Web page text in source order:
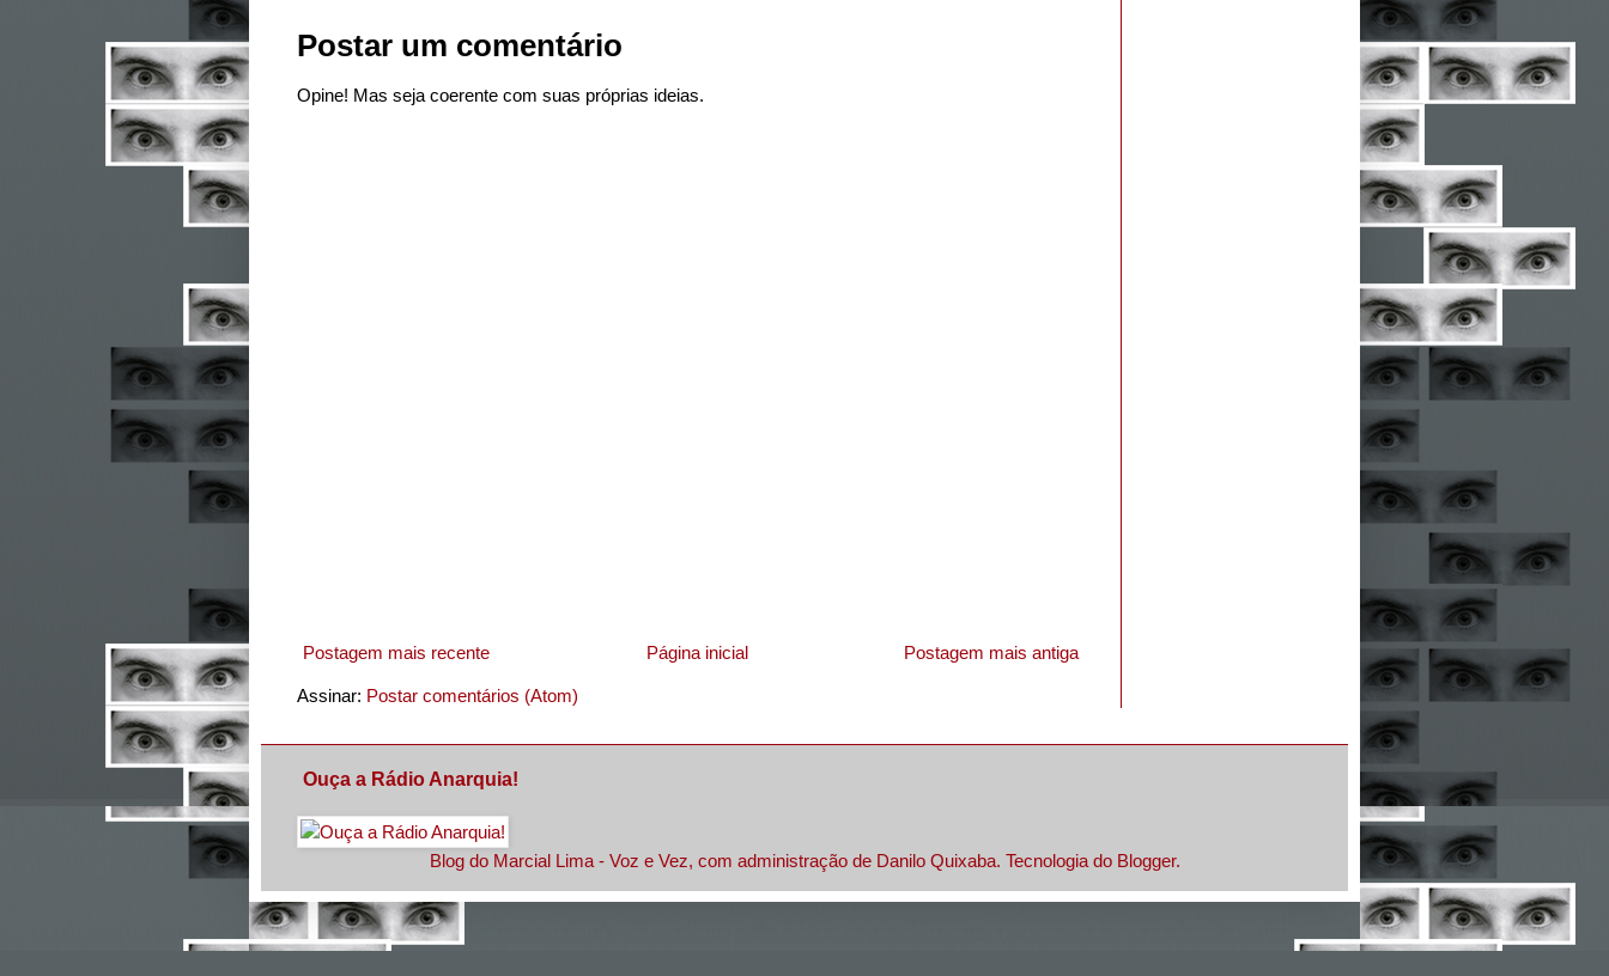
Postar um comentário
Opine! Mas seja coerente com suas próprias ideias.
Postagem mais recente Postagem mais antiga
Página inicial
Assinar: Postar comentários (Atom)
Ouça a Rádio Anarquia!
Blog do Marcial Lima - Voz e Vez, com administração de Danilo Quixaba. Tecnologia do Blogger.